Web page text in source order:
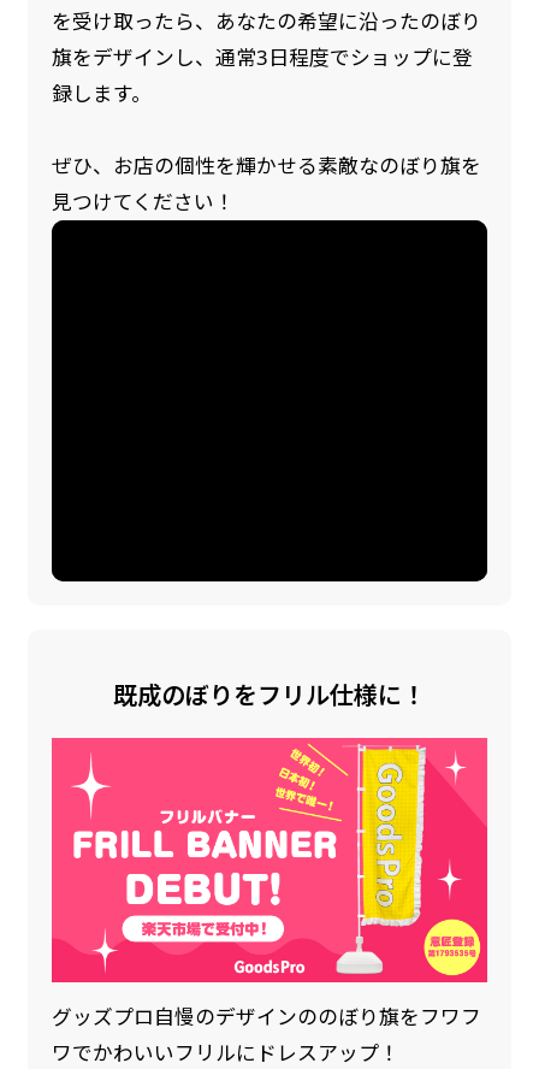
を受け取ったら、あなたの希望に沿ったのぼり
旗をデザインし、通常3日程度でショップに登
録します。
ぜひ、お店の個性を輝かせる素敵なのぼり旗を
見つけてください！
既成のぼりをフリル仕様に！
グッズプロ自慢のデザインののぼり旗をフワフ
ワでかわいいフリルにドレスアップ！